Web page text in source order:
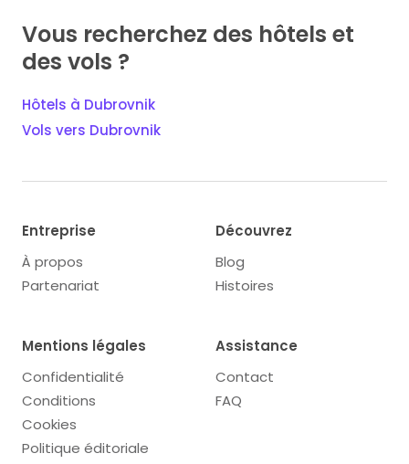
Vous recherchez des hôtels et
des vols ?
Hôtels à Dubrovnik
Vols vers Dubrovnik
Entreprise
À propos
Partenariat
Découvrez
Blog
Histoires
Mentions légales
Confidentialité
Conditions
Cookies
Politique éditoriale
Assistance
Contact
FAQ